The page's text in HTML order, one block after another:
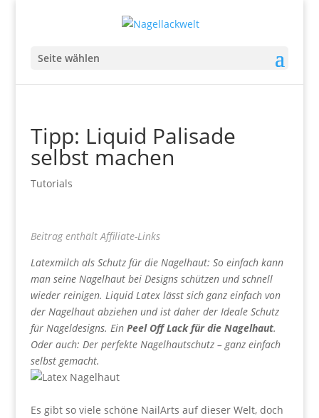
Seite wählen
Tipp: Liquid Palisade
selbst machen
Tutorials
Beitrag enthält Affiliate-Links
Latexmilch als Schutz für die Nagelhaut: So einfach kann
man seine Nagelhaut bei Designs schützen und schnell
wieder reinigen. Liquid Latex lässt sich ganz einfach von
der Nagelhaut abziehen und ist daher der Ideale Schutz
für Nageldesigns. Ein Peel Off Lack für die Nagelhaut.
Oder auch: Der perfekte Nagelhautschutz – ganz einfach
selbst gemacht.
Es gibt so viele schöne NailArts auf dieser Welt, doch